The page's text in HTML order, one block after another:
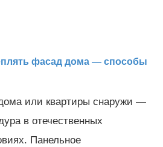
фасад дома — способы
или квартиры снаружи —
в отечественных
Панельное